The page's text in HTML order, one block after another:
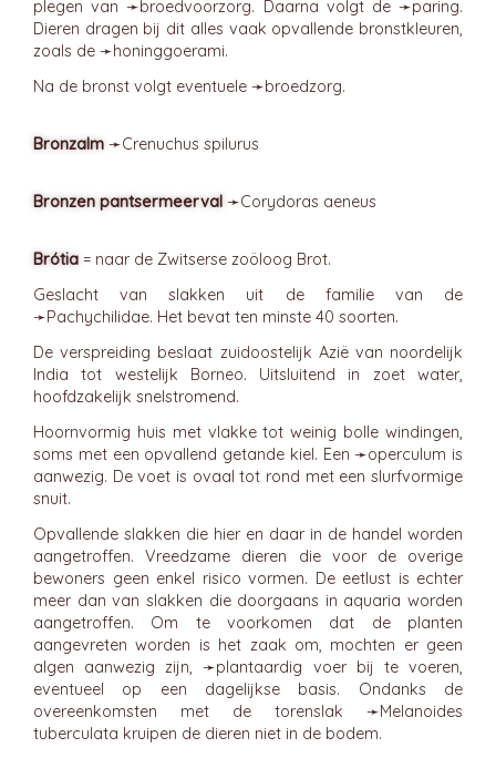
plegen van ➛broedvoorzorg. Daarna volgt de ➛paring.
Dieren dragen bij dit alles vaak opvallende bronstkleuren,
zoals de ➛honinggoerami.
Na de bronst volgt eventuele ➛broedzorg.
Bronzalm ➛Crenuchus spilurus
Bronzen pantsermeerval ➛Corydoras aeneus
Brótia = naar de Zwitserse zoöloog Brot.
Geslacht van slakken uit de familie van de
➛Pachychilidae. Het bevat ten minste 40 soorten.
De verspreiding beslaat zuidoostelijk Azië van noordelijk
India tot westelijk Borneo. Uitsluitend in zoet water,
hoofdzakelijk snelstromend.
Hoornvormig huis met vlakke tot weinig bolle windingen,
soms met een opvallend getande kiel. Een ➛operculum is
aanwezig. De voet is ovaal tot rond met een slurfvormige
snuit.
Opvallende slakken die hier en daar in de handel worden
aangetroffen. Vreedzame dieren die voor de overige
bewoners geen enkel risico vormen. De eetlust is echter
meer dan van slakken die doorgaans in aquaria worden
aangetroffen. Om te voorkomen dat de planten
aangevreten worden is het zaak om, mochten er geen
algen aanwezig zijn, ➛plantaardig voerbij te voeren,
eventueel op een dagelijkse basis. Ondanks de
overeenkomsten met de torenslak ➛Melanoides
tuberculata kruipen de dieren niet in de bodem.